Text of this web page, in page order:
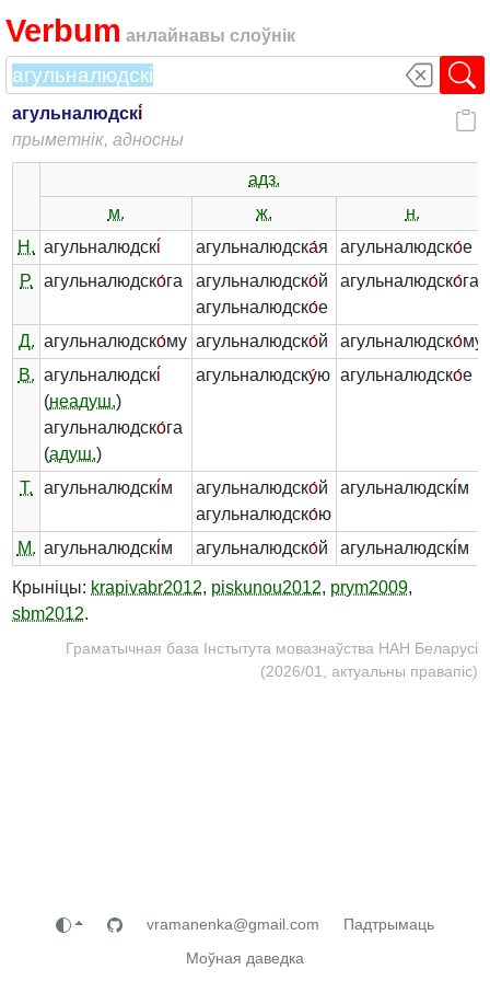
Verbum анлайнавы слоўнік
агульналюдскі́
прыметнік, адносны
адз.
м.
ж.
н.
Н. агульналюдскі́ агульналюдска́я агульналюдско́е
Р.
агульналюдско́га агульналюдско́й
агульналюдско́е
агульналюдско́га
Д. агульналюдско́му агульналюдско́й агульналюдско́му
В. агульналюдскі́
(неадуш.)
агульналюдско́га
(адуш.)
агульналюдску́ю агульналюдско́е
Т. агульналюдскі́м агульналюдско́й
агульналюдско́ю
агульналюдскі́м
М. агульналюдскі́м агульналюдско́й агульналюдскі́м
Крыніцы: krapivabr2012, piskunou2012, prym2009,
sbm2012.
Граматычная база Інстытута мовазнаўства НАН Беларусі
(2026/01, актуальны правапіс)
vramanenka@gmail.com
Падтрымаць
Моўная даведка